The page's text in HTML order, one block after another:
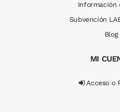
Información
Subvención
Blog
MI
Acceso o